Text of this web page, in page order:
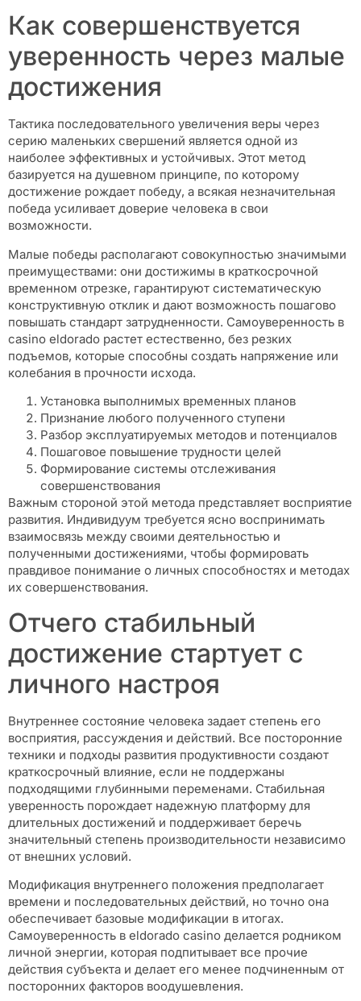
Как совершенствуется
уверенность через малые
достижения
Тактика последовательного увеличения веры через
серию маленьких свершений является одной из
наиболее эффективных и устойчивых. Этот метод
базируется на душевном принципе, по которому
достижение рождает победу, а всякая незначительная
победа усиливает доверие человека в свои
возможности.
Малые победы располагают совокупностью значимыми
преимуществами: они достижимы в краткосрочной
временном отрезке, гарантируют систематическую
конструктивную отклик и дают возможность пошагово
повышать стандарт затрудненности. Самоуверенность в
casino eldorado растет естественно, без резких
подъемов, которые способны создать напряжение или
колебания в прочности исхода.
Установка выполнимых временных планов
Признание любого полученного ступени
Разбор эксплуатируемых методов и потенциалов
Пошаговое повышение трудности целей
Формирование системы отслеживания
совершенствования
Важным стороной этой метода представляет восприятие
развития. Индивидуум требуется ясно воспринимать
взаимосвязь между своими деятельностью и
полученными достижениями, чтобы формировать
правдивое понимание о личных способностях и методах
их совершенствования.
Отчего стабильный
достижение стартует с
личного настроя
Внутреннее состояние человека задает степень его
восприятия, рассуждения и действий. Все посторонние
техники и подходы развития продуктивности создают
краткосрочный влияние, если не поддержаны
подходящими глубинными переменами. Стабильная
уверенность порождает надежную платформу для
длительных достижений и поддерживает беречь
значительный степень производительности независимо
от внешних условий.
Модификация внутреннего положения предполагает
времени и последовательных действий, но точно она
обеспечивает базовые модификации в итогах.
Самоуверенность в eldorado casino делается родником
личной энергии, которая подпитывает все прочие
действия субъекта и делает его менее подчиненным от
посторонних факторов воодушевления.